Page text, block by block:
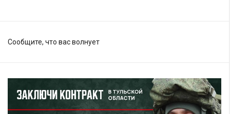
Сообщите, что вас волнует